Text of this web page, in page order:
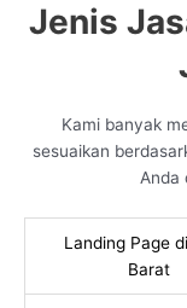
Jenis
Kami banyak
sesuaikan
Anda
Landing Page
Barat